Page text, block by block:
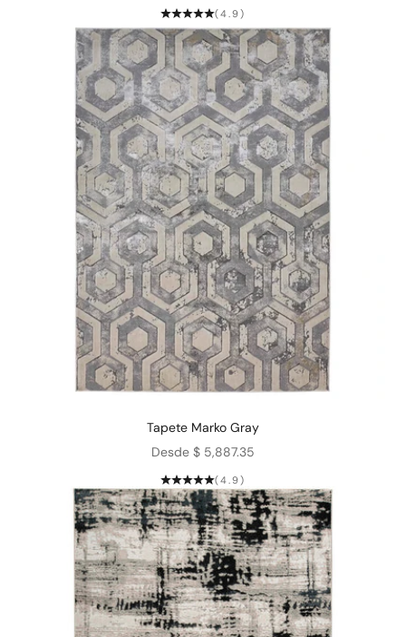
(4.9)
Tapete Marko Gray
Precio de oferta
Desde $ 5,887.35
(4.9)